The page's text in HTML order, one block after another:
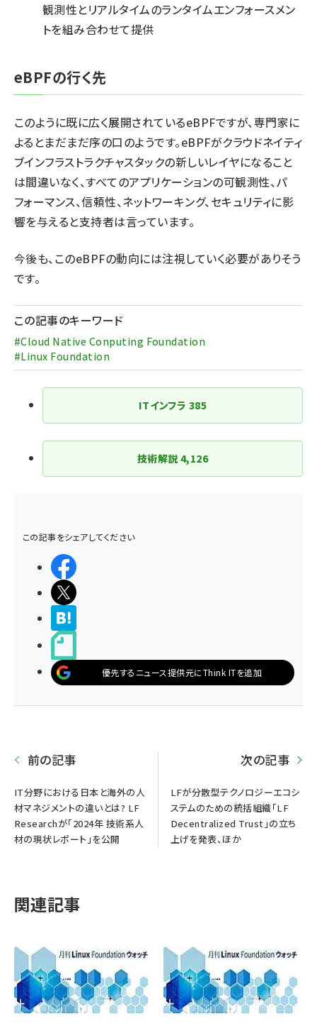
観測性とリアルタイムのランタイムエンフォースメン
トを組み合わせて提供
eBPFの行く先
このように既に広く展開されているeBPFですが、専門家に
よるとまだまだ序の口のようです。eBPFがクラウドネイティ
ブインフラストラクチャスタックの新しいレイヤになること
は間違いなく、すべてのアプリケーションの可観測性、パ
フォーマンス、信頼性、ネットワーキング、セキュリティに影
響を与えると支持者は言っています。
今後も、このeBPFの動向には注視していく必要がありそう
です。
この記事のキーワード
#Cloud Native Conputing Foundation
#Linux Foundation
ITインフラ 385
技術解説 4,126
この記事をシェアしてください
優先するニュース提供元にThink ITを追加
前の記事
IT分野における日本と海外の人
材マネジメントの違いとは? LF
Researchが「2024年 技術系人
材の現状レポート」を公開
次の記事
LFが分散型テクノロジーエコシ
ステムのための統括組織「LF
Decentralized Trust」の立ち
上げを発表、ほか
関連記事